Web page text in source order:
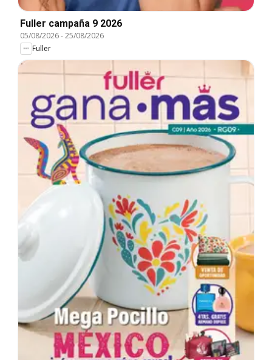
Fuller campaña 9 2026
05/08/2026-25/08/2026
Fuller